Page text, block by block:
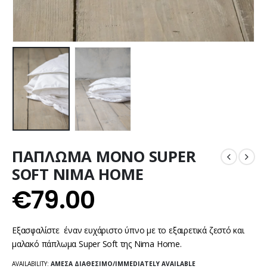
ΠΑΠΛΩΜΑ ΜΟΝΟ SUPER
SOFT NIMA HOME
€79.00
Εξασφαλίστε έναν ευχάριστο ύπνο με το εξαιρετικά ζεστό και
μαλακό πάπλωμα Super Soft της Νima Home.
AVAILABILITY: ΆΜΕΣΑ ΔΙΑΘΈΣΙΜΟ/IMMEDIATELY AVAILABLE